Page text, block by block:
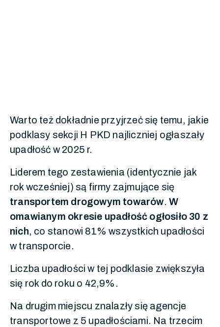
Warto też dokładnie przyjrzeć się temu, jakie
podklasy sekcji H PKD najliczniej ogłaszały
upadłość w 2025 r.
Liderem tego zestawienia (identycznie jak
rok wcześniej) są firmy zajmujące się
transportem drogowym towarów.W
omawianym okresie upadłość ogłosiło 30 z
nich, co stanowi 81% wszystkich upadłości
w transporcie.
Liczba upadłości w tej podklasie zwiększyła
się rok do roku o 42,9%.
Na drugim miejscu znalazły się agencje
transportowe z 5 upadłościami. Na trzecim